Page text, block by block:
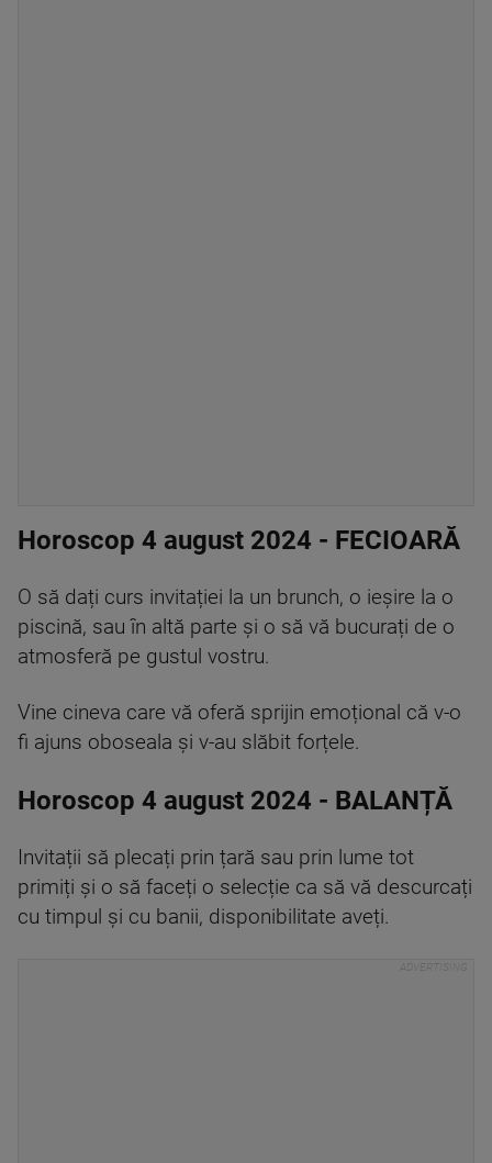
Horoscop 4 august 2024 - FECIOARĂ
O să dați curs invitației la un brunch, o ieșire la o
piscină, sau în altă parte și o să vă bucurați de o
atmosferă pe gustul vostru.
Vine cineva care vă oferă sprijin emoțional că v-o
fi ajuns oboseala și v-au slăbit forțele.
Horoscop 4 august 2024 - BALANȚĂ
Invitații să plecați prin țară sau prin lume tot
primiți și o să faceți o selecție ca să vă descurcați
cu timpul și cu banii, disponibilitate aveți.